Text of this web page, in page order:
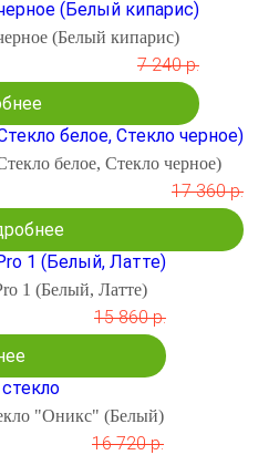
(Белый кипарис)
7 240 р.
белое, Стекло черное)
17 360 р.
1 (Белый, Латте)
15 860 р.
"Оникс" (Белый)
16 720 р.